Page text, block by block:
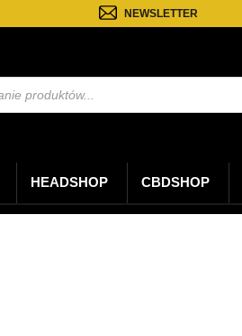
NEWSLETTER
HEADSHOP CBDSHOP